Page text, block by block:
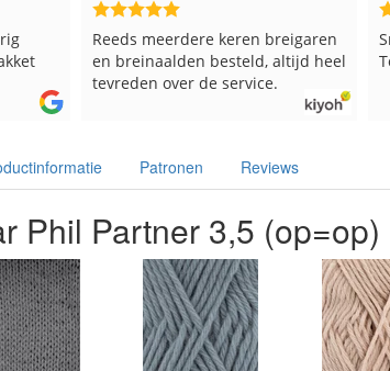
Reeds meerdere keren breigaren
en breinaalden besteld, altijd heel
tevreden over de service.
Patronen Reviews
Phil Partner 3,5 (op=op)